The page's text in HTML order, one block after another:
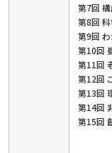
第7回
第8回
第9回 わ
第10回
第11回
第12回
第13回
第14回
第15回